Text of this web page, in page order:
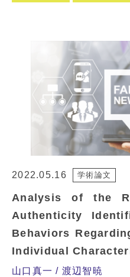
2022.05.16 学術論文
Analysis of the
Authenticity
Behaviors
Individual
山口真一 渡辺智暁